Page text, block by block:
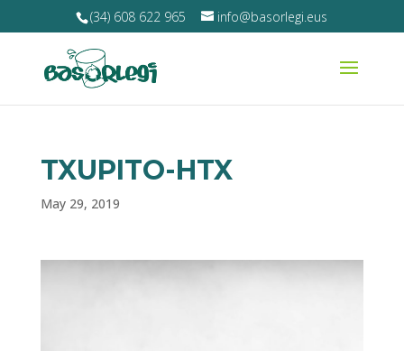
(34) 608 622 965 info@basorlegi.eus
TXUPITO-HTX
May 29, 2019